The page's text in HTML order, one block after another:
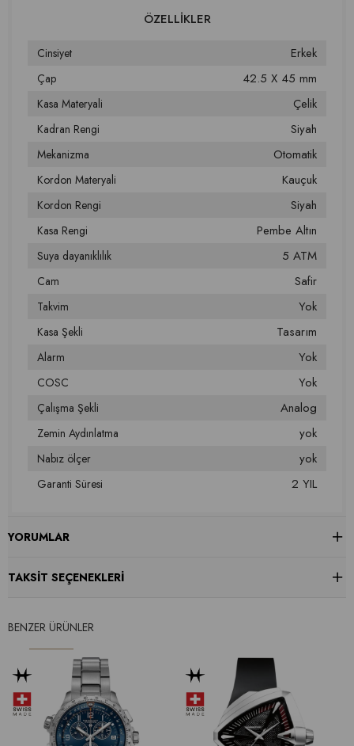
Cinsiyet Erkek
Çap 42.5 X 45 mm
Kasa Materyali Çelik
Kadran Rengi Siyah
Mekanizma Otomatik
Kordon Materyali Kauçuk
Kordon Rengi Siyah
Kasa Rengi Pembe Altın
Suya dayanıklılık 5 ATM
Cam Safir
Takvim Yok
Kasa Şekli Tasarım
Alarm Yok
COSC Yok
Çalışma Şekli Analog
Zemin Aydınlatma yok
Nabız ölçer yok
Garanti Süresi 2 YIL
YORUMLAR
TAKSIT SEÇENEKLERI
BENZER ÜRÜNLER